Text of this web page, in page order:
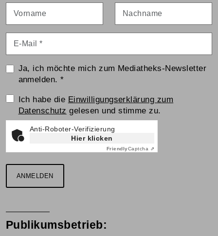
Ja, ich möchte mich zum Mediatheks-Newsletter
anmelden.*
Einwilligungserklärung
Ich habe die Einwilligungserklärung zum
Datenschutz gelesen und stimme zu.
Anti-Roboter-Verifizierung
Hier klicken
FriendlyCaptcha ⇗
ANMELDEN
Publikumsbetrieb: